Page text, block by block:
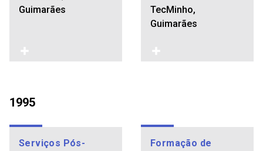
Guimarães
TecMinho,
Guimarães
1995
Serviços Pós-
Formação de